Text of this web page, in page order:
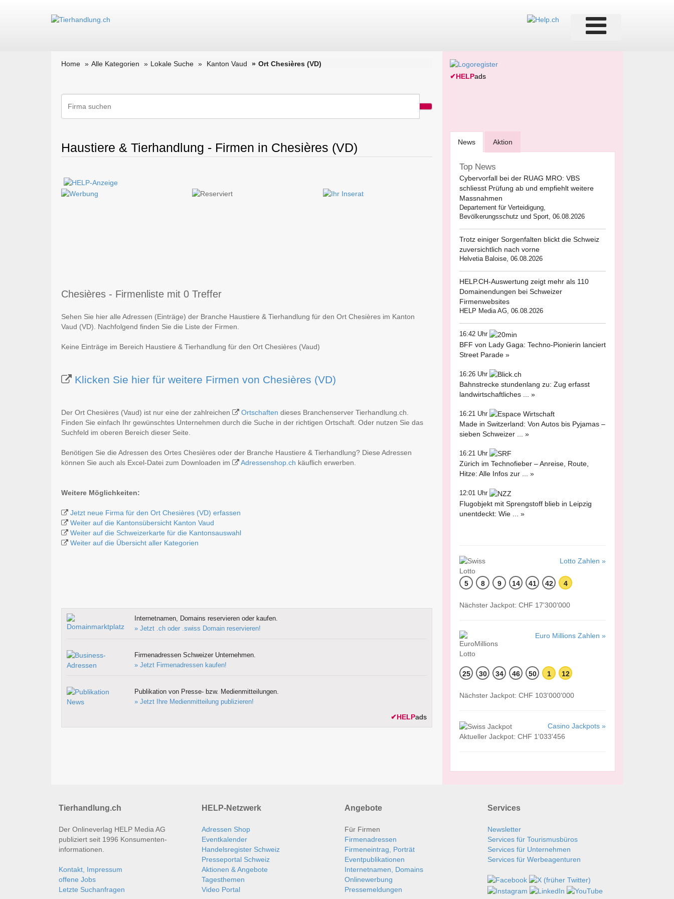
Home Alle Kategorien Lokale Suche Kanton Vaud Ort Chesières (VD)
Haustiere & Tierhandlung - Firmen in Chesières (VD)
Chesières - Firmenliste mit 0 Treffer
Sehen Sie hier alle Adressen (Einträge) der Branche Haustiere & Tierhandlung für den Ort Chesières im Kanton
Vaud (VD). Nachfolgend finden Sie die Liste der Firmen.
Keine Einträge im Bereich Haustiere & Tierhandlung für den Ort Chesières (Vaud)
Klicken Sie hier für weitere Firmen von Chesières (VD)
Der Ort Chesières (Vaud) ist nur eine der zahlreichen Ortschaften dieses Branchenserver Tierhandlung.ch.
Finden Sie einfach Ihr gewünschtes Unternehmen durch die Suche in der richtigen Ortschaft. Oder nutzen Sie das
Suchfeld im oberen Bereich dieser Seite.
Benötigen Sie die Adressen des Ortes Chesières oder der Branche Haustiere & Tierhandlung? Diese Adressen
können Sie auch als Excel-Datei zum Downloaden im
Adressenshop.ch käuflich erwerben.
Weitere Möglichkeiten:
Jetzt neue Firma für den Ort Chesières (VD) erfassen
Weiter auf die Kantonsübersicht Kanton Vaud
Weiter auf die Schweizerkarte für die Kantonsauswahl
Weiter auf die Übersicht aller Kategorien
Internetnamen, Domains reservieren oder kaufen.
» Jetzt .ch oder .swiss Domain reservieren!
Firmenadressen Schweizer Unternehmen.
» Jetzt Firmenadressen kaufen!
Publikation von Presse- bzw. Medienmitteilungen.
» Jetzt Ihre Medienmitteilung publizieren!
✔HELPads
✔HELPads
News Aktion
Top News
Cybervorfall bei der RUAG MRO: VBS
schliesst Prüfung ab und empfiehlt weitere
Massnahmen
Departement für Verteidigung,
Bevölkerungsschutz und Sport, 06.08.2026
Trotz einiger Sorgenfalten blickt die Schweiz
zuversichtlich nach vorne
Helvetia Baloise, 06.08.2026
HELP.CH-Auswertung zeigt mehr als 110
Domainendungen bei Schweizer
Firmenwebsites
HELP Media AG, 06.08.2026
16:42 Uhr
BFF von Lady Gaga: Techno-Pionierin lanciert
Street Parade »
16:26 Uhr
Bahnstrecke stundenlang zu: Zug erfasst
landwirtschaftliches ... »
16:21 Uhr
Made in Switzerland: Von Autos bis Pyjamas –
sieben Schweizer ... »
16:21 Uhr
Zürich im Technofieber – Anreise, Route,
Hitze: Alle Infos zur ... »
12:01 Uhr
Flugobjekt mit Sprengstoff blieb in Leipzig
unentdeckt: Wie ... »
Lotto Zahlen »
5 8 9 14 41 42 4
Nächster Jackpot: CHF 17'300'000
Euro Millions Zahlen »
25 30 34 46 50 1 12
Nächster Jackpot: CHF 103'000'000
Casino Jackpots »
Aktueller Jackpot: CHF 1'033'456
Tierhandlung.ch
Der Onlineverlag HELP Media AG
publiziert seit 1996 Konsumenten­
informationen.
Kontakt, Impressum
offene Jobs
Letzte Suchanfragen
HELP-Netzwerk
Adressen Shop
Eventkalender
Handelsregister Schweiz
Presseportal Schweiz
Aktionen & Angebote
Tagesthemen
Video Portal
Angebote
Für Firmen
Firmenadressen
Firmeneintrag, Porträt
Eventpublikationen
Internetnamen, Domains
Onlinewerbung
Pressemeldungen
Services
Newsletter
Services für Tourismusbüros
Services für Unternehmen
Services für Werbeagenturen